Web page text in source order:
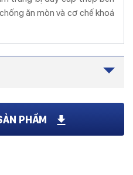
ăn mòn và cơ chế khoá
PHẨM